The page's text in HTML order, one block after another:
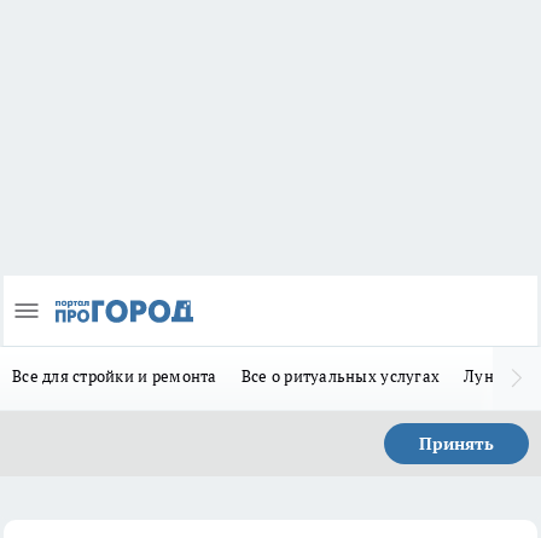
Все для стройки и ремонта Все о ритуальных услугах Лунно-
Принять